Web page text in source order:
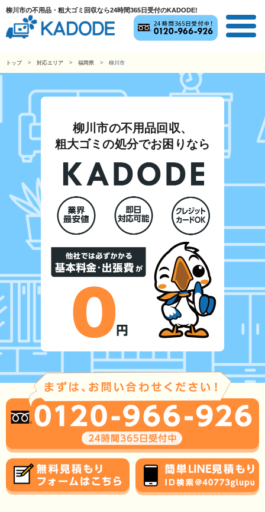
柳川市の不用品・粗大ゴミ回収なら24時間365日受付のKADODE!
トップ 対応エリア 福岡県 柳川市
柳川市の不用品回収、
粗大ゴミの処分でお困りなら